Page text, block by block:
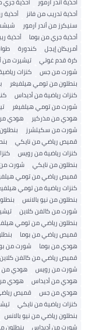
أحذية تدريب من فانز
أحذية
سنيكرز من أندر آرمور
أحذية جري من بوما
أحذية
أمريكان إيجل
كندورة
كرة قدم غوتي
تيشيرت من
شورت من جس
كنزات
بنطلون من تومي هيلفيغر
كنزات رياضية من أديداس
شورت من تومي هيلفيغر
هودي من مذركير
هودي
شورت من سكيتشرز
قميص رياضي من نايكي
كنزات رياضية من رويس
بنطلون من نايكي
شورت من
قميص رياضي من تومي
كنزات رياضية من تومي
بنطلون من نيو بالانس
شورت من كالفن كلاين
بنطلون رياضي من تومي
قميص رياضي من بوما
هودي من بوما
شورت من
قميص رياضي من كالفن كلاين
شورت من رويس
هودي من
هودي من أديداس
هودي
هودي من جس
قميص
كنزات رياضية من نايكي
بنطلون رياضي من نيو بالانس
شورت من أديداس
بنطلون